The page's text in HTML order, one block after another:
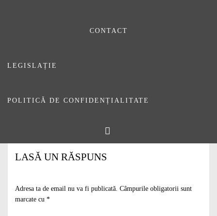
CONTACT
LEGISLAȚIE
POLITICĂ DE CONFIDENȚIALITATE
LASĂ UN RĂSPUNS
Adresa ta de email nu va fi publicată. Câmpurile obligatorii sunt
marcate cu *